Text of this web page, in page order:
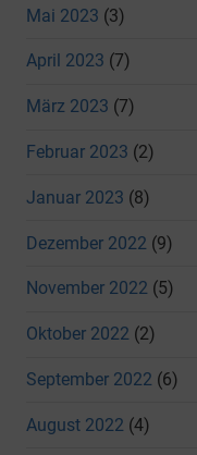
Mai 2023 (3)
April 2023 (7)
März 2023 (7)
Februar 2023 (2)
Januar 2023 (8)
Dezember 2022 (9)
November 2022 (5)
Oktober 2022 (2)
September 2022 (6)
August 2022 (4)